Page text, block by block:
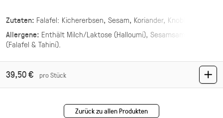
Zutaten: Falafel: Kichererbsen, Sesam, Koriander, Knoblauch,
Salz & Pfeffer, Olivenöl, Sesamöl
Halloumi: Milch, Ziegenmilch, Schafmilch, Speisesalz,
getrocknete Minze, Lab, Säuerungskulturen.
Allergene: Enthält Milch/Laktose (Halloumi), Sesamsamen
(Falafel & Tahini)
39,50 € pro Stück
Zurück zu allen Produkten
Mezze Mix Deluxe